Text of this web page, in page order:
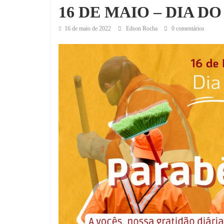
16 DE MAIO – DIA
16 de maio de 2022 Edson Rocha 0 comentários